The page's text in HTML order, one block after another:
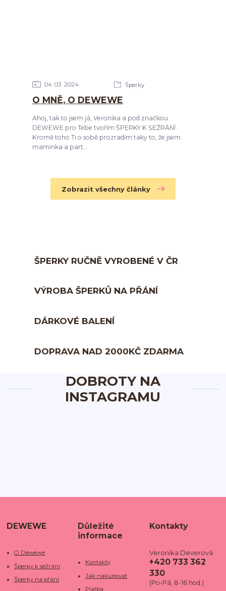
04 03 2024 Šperky
O MNĚ, O DEWEWE
Ahoj, tak to jsem já, Veronika a pod značkou
DEWEWE pro Tebe tvořím ŠPERKY K SEŽRÁNÍ.
Kromě toho Ti o sobě prozradím taky to, že jsem
maminka a part...
Zobrazit všechny články
ŠPERKY RUČNĚ VYROBENÉ V ČR
VÝROBA ŠPERKŮ NA PŘÁNÍ
DÁRKOVÉ BALENÍ
DOPRAVA NAD 2000KČ ZDARMA
DOBROTY NA
INSTAGRAMU
DEWEWE
O Dewewe
Šperky k sežrání
Šperky na přání
Důležité
informace
Kontakty
Jak nakupovat
Platba
Kontakty
Veronika Deverová
+420 733 362
330
(Po-Pá, 8-16 hod.)